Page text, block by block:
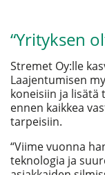
“Yrityksen
Stremet Oy:lle
Laajentumisen
koneisiin ja
ennen kaikkea
tarpeisiin.
“Viime vuonna
teknologia ja